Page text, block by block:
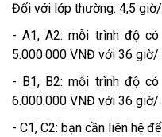
Đối với lớp thường: 4,5
- A1, A2: mỗi trình độ
5.000.000 VNĐ với 36 giờ/
- B1, B2: mỗi trình độ
6.000.000 VNĐ với 36 giờ/
- C1, C2: bạn cần liên hệ